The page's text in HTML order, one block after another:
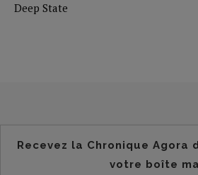
Deep State
Recevez la Chronique Agora
votre boîte